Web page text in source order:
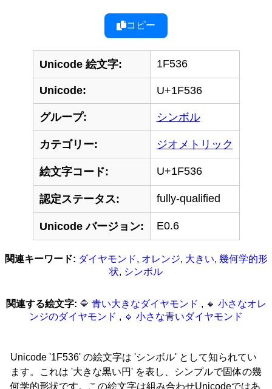
コピー
Unicode 絵文字: 1F536
Unicode: U+1F536
グループ: シンボル
カテゴリー: ジオメトリック
絵文字コード: U+1F536
認定ステータス: fully-qualified
Unicode バージョン: E0.6
関連キーワード: ダイヤモンド, オレンジ, 大きい, 幾何学的形
状, シンボル
関連する絵文字: 🔷 青い大きなダイヤモンド , 🔸 小さなオレ
ンジのダイヤモンド , 🔹 小さな青いダイヤモンド
Unicode '1F536' の絵文字は 'シンボル' として知られてい
ます。これは '大きな黒い円' を表し、シンプルで固体の幾
何学的形状です。この絵文字は組み合わせUnicodeではあ